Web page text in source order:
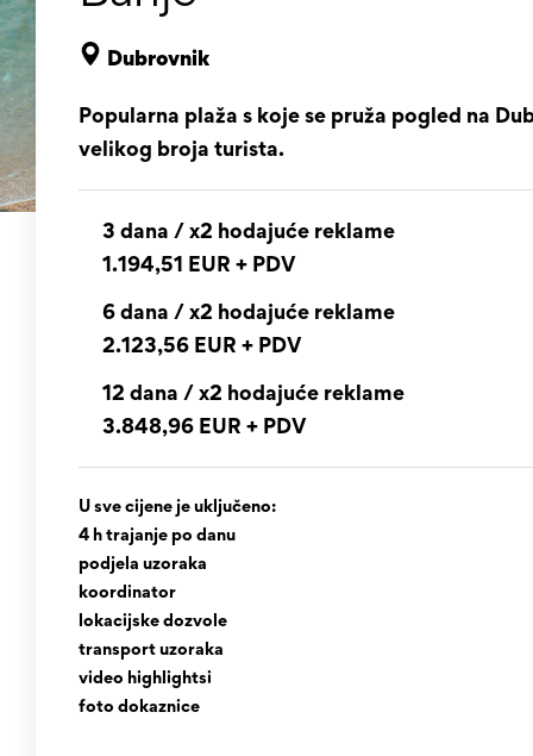
Dubrovnik
Popularna plaža s koje se pruža pogled na
velikog broja turista.
3 dana / x2 hodajuće reklame
1.194,51 EUR + PDV
6 dana / x2 hodajuće reklame
2.123,56 EUR + PDV
12 dana / x2 hodajuće reklame
3.848,96 EUR + PDV
U sve cijene je uključeno:
4 h trajanje po danu
podjela uzoraka
koordinator
lokacijske dozvole
transport uzoraka
video highlightsi
foto dokaznice